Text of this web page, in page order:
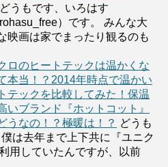
どうもです、いろはす
）です。 みんな大
映画は家でまったり観るのも
ロのヒートテックは温かくな
本当！？2014年時点で温かい
テックを比較してみた！保温
いブランド『ホットコット』
うなの！？極暖は！？ どうも
は去年まで上下共に『ユニク
用していたんですが、以前